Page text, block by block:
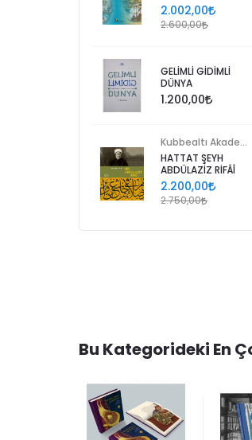
2.002,00
2.600,00
GELİMLİ GİDİMLİ
DÜNYA
1.200,00
HATTAT ŞEYH
ABDÜLAZİZ RİFÂÎ
2.200,00
2.750,00
Bu Kategorideki En